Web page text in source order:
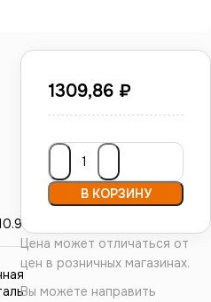
1309,86 ₽
В КОРЗИНУ
Цена может отличаться от
цен в розничных магазинах.
Вы можете направить